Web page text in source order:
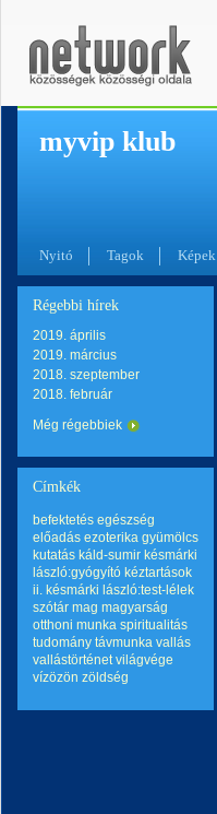
myvip klub
Nyitó Tagok Képek
Régebbi hírek
2019. április
2019. március
2018. szeptember
2018. február
Még régebbiek
Címkék
befektetés egészség
előadás ezoterika gyümölcs
kutatás káld-sumir késmárki
lászló:gyógyító kéztartások
ii. késmárki lászló:test-lélek
szótár mag magyarság
otthoni munka spiritualitás
tudomány távmunka vallás
vallástörténet világvége
vízözön zöldség